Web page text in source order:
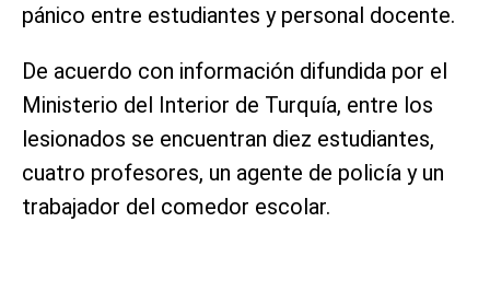
pánico entre estudiantes y personal docente.
De acuerdo con información difundida por el
Ministerio del Interior de Turquía, entre los
lesionados se encuentran diez estudiantes,
cuatro profesores, un agente de policía y un
trabajador del comedor escolar.